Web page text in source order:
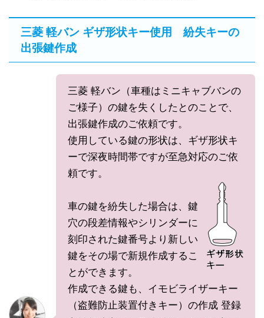
三菱 軽バン ギザ形状キー使用 紛失キーの
出張鍵作成
三菱 軽バン（車種はミニキャブバンの
ご様子）の鍵を失くしたとのことで、
出張鍵作成のご依頼です。
使用している鍵の形状は、ギザ形状キ
ーで深夜時間帯ですが至急対応のご依
頼です。
車の鍵を紛失した場合は、鍵
穴の段差情報やシリンダーに
刻印された鍵番号より新しい
鍵をその場で新規作成するこ
とができます。
作成できる鍵も、イモビライザーキー
（盗難防止装置付きキー）の作成 登録